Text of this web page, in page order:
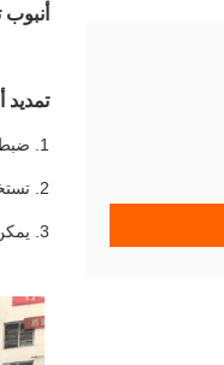
تمديد
1. ضبط عمق البناء الاهتزازي
2. تستخدم لحماية الكابل وأنبوب الماء.
3. يمكن استخدامه أيضًا مباشرة كأنبوب ماء عندما يكون الطلب على إمدادات المياه كبيرًا